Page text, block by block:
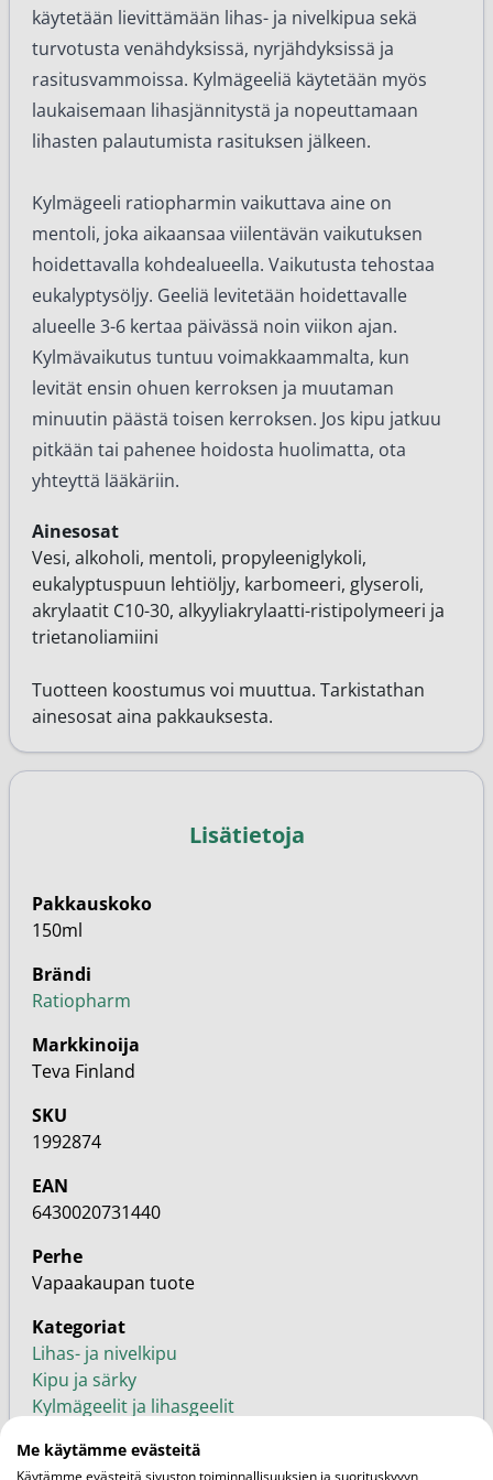
käytetään lievittämään lihas- ja nivelkipua sekä
turvotusta venähdyksissä, nyrjähdyksissä ja
rasitusvammoissa. Kylmägeeliä käytetään myös
laukaisemaan lihasjännitystä ja nopeuttamaan
lihasten palautumista rasituksen jälkeen.
Kylmägeeli ratiopharmin vaikuttava aine on
mentoli, joka aikaansaa viilentävän vaikutuksen
hoidettavalla kohdealueella. Vaikutusta tehostaa
eukalyptysöljy. Geeliä levitetään hoidettavalle
alueelle 3-6 kertaa päivässä noin viikon ajan.
Kylmävaikutus tuntuu voimakkaammalta, kun
levität ensin ohuen kerroksen ja muutaman
minuutin päästä toisen kerroksen. Jos kipu jatkuu
pitkään tai pahenee hoidosta huolimatta, ota
yhteyttä lääkäriin.
Ainesosat
Vesi, alkoholi, mentoli, propyleeniglykoli,
eukalyptuspuun lehtiöljy, karbomeeri, glyseroli,
akrylaatit C10-30, alkyyliakrylaatti-ristipolymeeri ja
trietanoliamiini
Tuotteen koostumus voi muuttua. Tarkistathan
ainesosat aina pakkauksesta.
Lisätietoja
Pakkauskoko
150ml
Brändi
Ratiopharm
Markkinoija
Teva Finland
SKU
1992874
EAN
6430020731440
Perhe
Vapaakaupan tuote
Kategoriat
Lihas- ja nivelkipu
Kipu ja särky
Kylmägeelit ja lihasgeelit
Ratiopharm
Me käytämme evästeitä
Käytämme evästeitä sivuston toiminnallisuuksien ja suorituskyvyn